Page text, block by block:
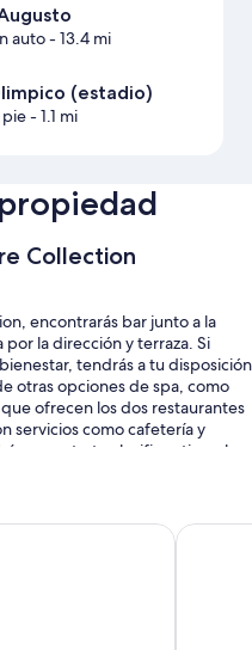
auto- 13.4 mi
(estadio)
pie- 1.1 mi
Collection
encontrarás bar junto a la
la dirección y terraza. Si
tendrás a tu disposición
otras opciones de spa, como
ofrecen los dos restaurantes
servicios como cafetería y
conectarte al wifi gratis en las
este hotel:
Oste